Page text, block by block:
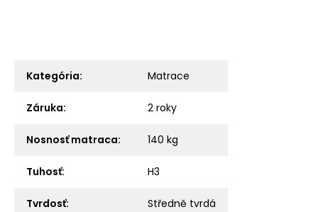
Kategória: Matrace
Záruka: 2 roky
Nosnosť matraca: 140 kg
Tuhosť: H3
Tvrdosť: Středně tvrdá